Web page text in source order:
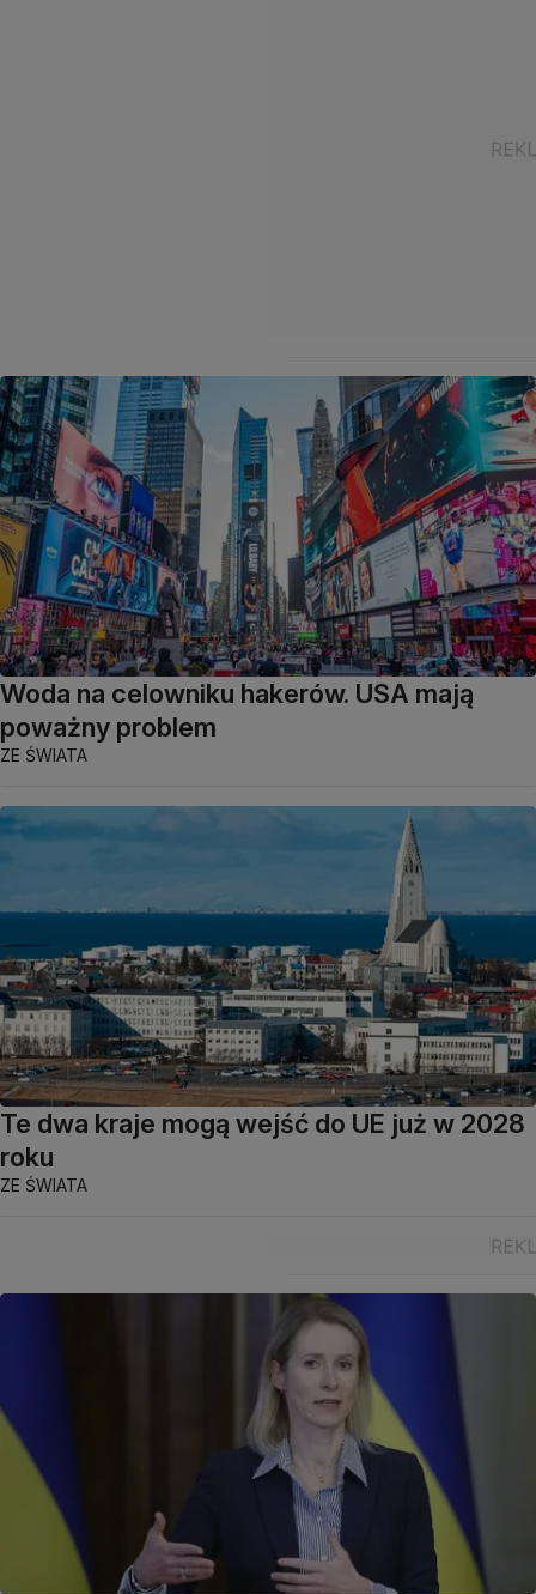
Woda na celowniku hakerów. USA mają
poważny problem
ZE ŚWIATA
Te dwa kraje mogą wejść do UE już w 2028
roku
ZE ŚWIATA